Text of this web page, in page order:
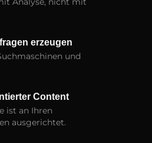
erzeugen
und
Content
ist an Ihren
ausgerichtet.